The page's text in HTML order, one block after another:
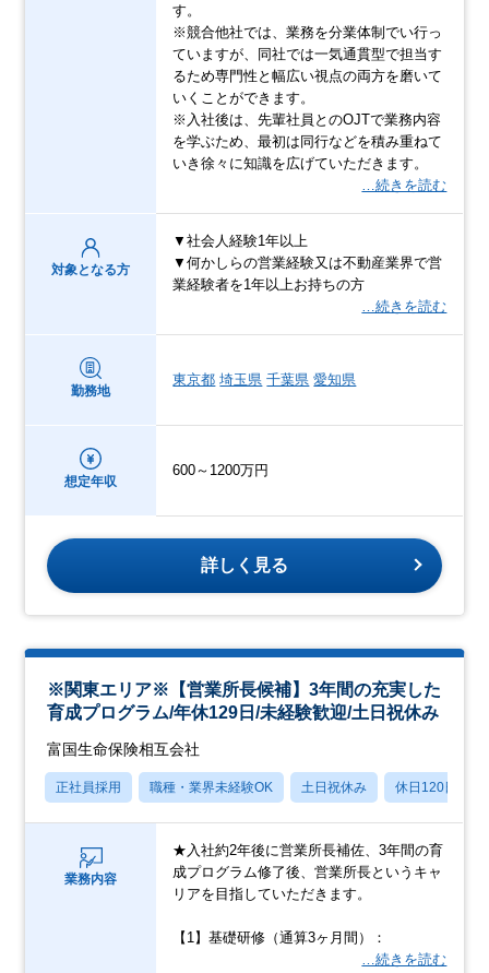
す。
※競合他社では、業務を分業体制でい行っ
ていますが、同社では一気通貫型で担当す
るため専門性と幅広い視点の両方を磨いて
いくことができます。
※入社後は、先輩社員とのOJTで業務内容
を学ぶため、最初は同行などを積み重ねて
いき徐々に知識を広げていただきます。
…続きを読む
対象となる方
▼社会人経験1年以上
▼何かしらの営業経験又は不動産業界で営
業経験者を1年以上お持ちの方
…続きを読む
勤務地
東京都 埼玉県 千葉県 愛知県
想定年収
600～1200万円
詳しく見る
※関東エリア※【営業所長候補】3年間の充実した
育成プログラム/年休129日/未経験歓迎/土日祝休み
富国生命保険相互会社
正社員採用 職種・業界未経験OK 土日祝休み 休日120日以上
業務内容
★入社約2年後に営業所長補佐、3年間の育
成プログラム修了後、営業所長というキャ
リアを目指していただきます。
【1】基礎研修（通算3ヶ月間）：
…続きを読む